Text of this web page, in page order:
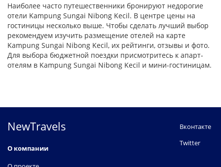
Наиболее часто путешественники бронируют недорогие
отели Kampung Sungai Nibong Kecil. В центре цены на
гостиницы несколько выше. Чтобы сделать лучший выбор
рекомендуем изучить размещение отелей на карте
Kampung Sungai Nibong Kecil, их рейтинги, отзывы и фото.
Для выбора бюджетной поездки присмотритесь к апарт-
отелям в Kampung Sungai Nibong Kecil и мини-гостиницам.
NewTravels
О компании
Вконтакте
Twitter